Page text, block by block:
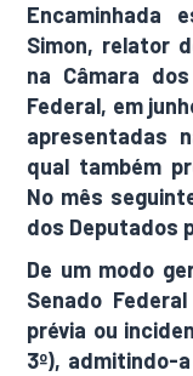
Encaminhada
Simon, relator
na Câmara
Federal, em
apresentadas
qual também
No mês
dos Deputados
De um modo
Senado
prévia ou
3º), admitindo-